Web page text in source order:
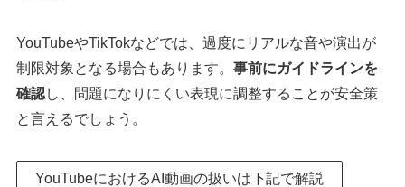
YouTubeやTikTokなどでは、過度にリアルな音や演出が
制限対象となる場合もあります。 事前にガイドラインを
確認し、問題になりにくい表現に調整することが安全策
と言えるでしょう。
YouTubeにおけるAI動画の扱いは下記で解説